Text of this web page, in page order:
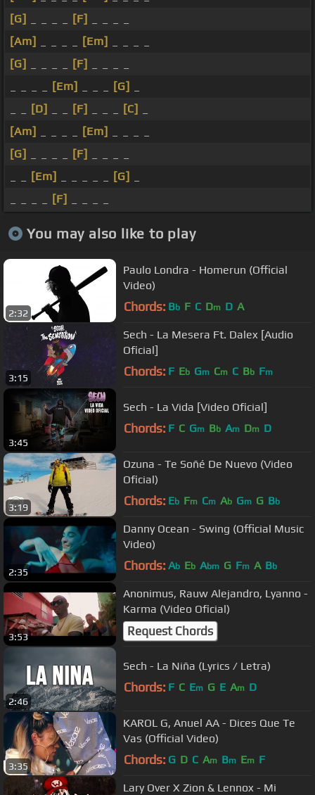
[G]
[F]
[Am]
[Em]
[G]
[F]
[Em] [G]
[D] [F] [C]
[Am]
[Em]
[G]
[F]
[Em] [G]
[F]
You may also like to play
2:32
Paulo Londra - Homerun (Official
Video)
Chords: Bb F C Dm D A
3:15
Sech - La Mesera Ft. Dalex [Audio
Oficial]
Chords: F Eb Gm Cm C Bb Fm
3:45
Sech - La Vida [Video Oficial]
Chords: F C Gm Bb Am Dm D
3:19
Ozuna - Te Soñé De Nuevo (Video
Oficial)
Chords: Eb Fm Cm Ab Gm G Bb
2:35
Danny Ocean - Swing (Official Music
Video)
Chords: Ab Eb Abm G Fm A Bb
3:53
Anonimus, Rauw Alejandro, Lyanno -
Karma (Video Oficial)
Request Chords
2:46
Sech - La Niña (Lyrics / Letra)
Chords: F C Em G E Am D
3:35
KAROL G, Anuel AA - Dices Que Te
Vas (Official Video)
Chords: G D C Am Bm Em F
Lary Over X Zion & Lennox - Mi